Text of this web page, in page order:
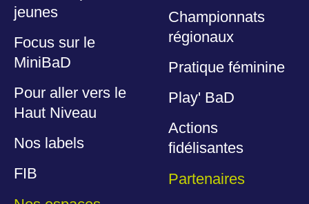
jeunes
Focus sur le
MiniBaD
Pour aller vers le
Haut Niveau
Nos labels
FIB
Championnats
régionaux
Pratique féminine
Play' BaD
Actions
fidélisantes
Partenaires